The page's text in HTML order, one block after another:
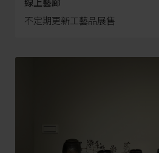
不定期更新工藝品展售